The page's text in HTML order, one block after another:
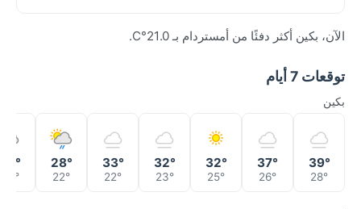
الآن، بكين أكثر دفئًا من أمستردام بـ 21.0°C.
توقعات 7 أيام
بكين
39°
28°
37°
26°
32°
25°
32°
23°
33°
22°
28°
22°
20°